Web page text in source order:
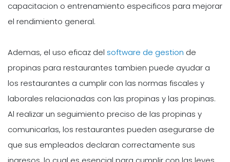
capacitacion o entrenamiento especificos para mejorar
el rendimiento general.
Ademas, el uso eficaz del software de gestion de
propinas para restaurantes tambien puede ayudar a
los restaurantes a cumplir con las normas fiscales y
laborales relacionadas con las propinas y las propinas.
Al realizar un seguimiento preciso de las propinas y
comunicarlas, los restaurantes pueden asegurarse de
que sus empleados declaran correctamente sus